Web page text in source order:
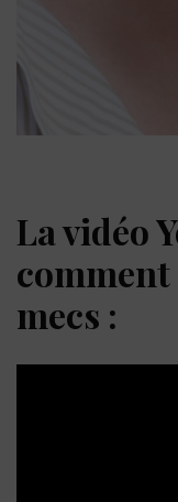
La vidéo
mecs :